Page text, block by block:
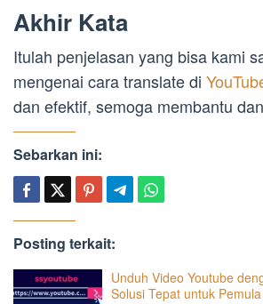
Akhir Kata
Itulah penjelasan yang bisa kami
mengenai cara translate di
dan efektif, semoga membantu
Sebarkan ini:
Posting terkait:
Unduh Video Youtube
Solusi Tepat untuk